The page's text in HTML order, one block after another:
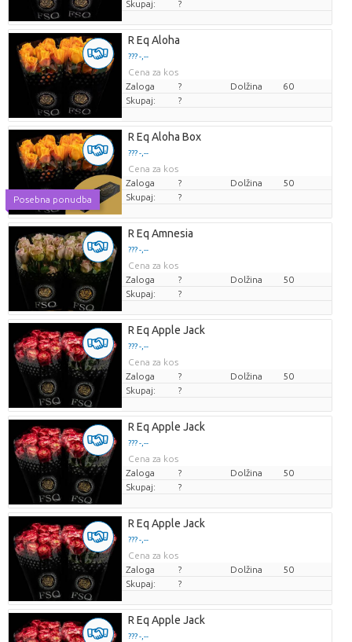
Skupaj:
?
R Eq Aloha
??? -,--
Cena za kos
Zaloga
? Dolžina
60
Skupaj:
?
Posebna ponudba
R Eq Aloha Box
??? -,--
Cena za kos
Zaloga
? Dolžina
50
Skupaj:
?
R Eq Amnesia
??? -,--
Cena za kos
Zaloga
? Dolžina
50
Skupaj:
?
R Eq Apple Jack
??? -,--
Cena za kos
Zaloga
? Dolžina
50
Skupaj:
?
R Eq Apple Jack
??? -,--
Cena za kos
Zaloga
? Dolžina
50
Skupaj:
?
R Eq Apple Jack
??? -,--
Cena za kos
Zaloga
? Dolžina
50
Skupaj:
?
R Eq Apple Jack
??? -,--